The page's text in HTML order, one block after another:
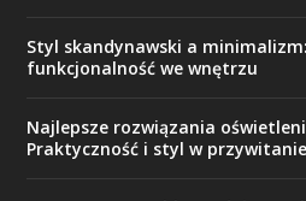
Styl skandynawski a
funkcjonalność we wnętrzu
Najlepsze rozwiązania
Praktyczność i styl w